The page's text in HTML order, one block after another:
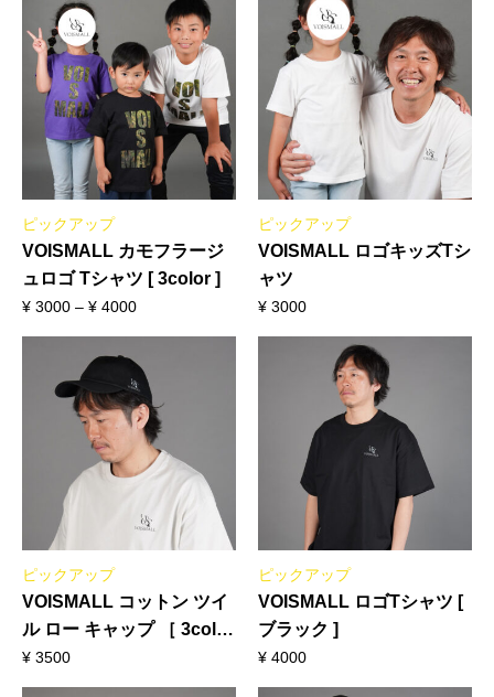
ピックアップ
VOISMALL カモフラージ
ュロゴ Tシャツ [ 3color ]
¥ 3000 – ¥ 4000
ピックアップ
VOISMALL ロゴキッズTシ
ャツ
¥ 3000
ピックアップ
VOISMALL コットン ツイ
ル ロー キャップ ［ 3color
］
¥ 3500
ピックアップ
VOISMALL ロゴTシャツ [
ブラック ]
¥ 4000